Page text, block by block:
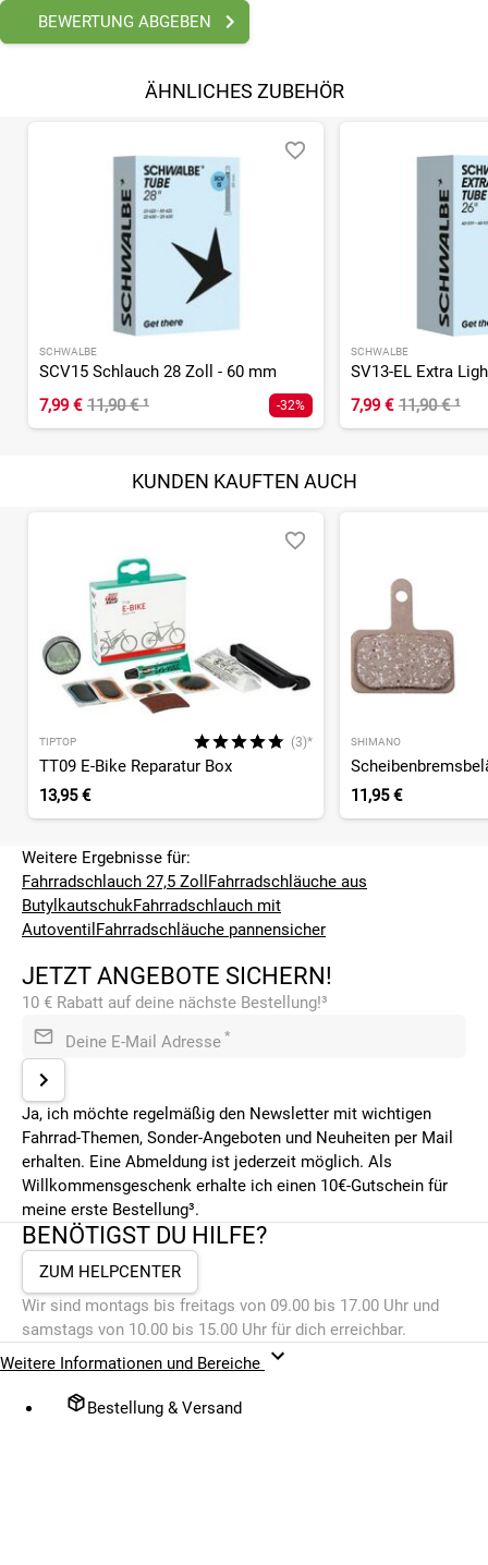
BEWERTUNG ABGEBEN
ÄHNLICHES ZUBEHÖR
SCHWALBE
SCV15 Schlauch 28 Zoll - 60 mm
7,99 € 11,90 €¹ -32%
SCHWALBE
7,99 € 11,90 €¹
KUNDEN KAUFTEN AUCH
TIPTOP (3)*
TT09 E-Bike Reparatur Box
13,95 €
SHIMANO
11,95 €
Weitere Ergebnisse für:
Fahrradschlauch 27,5 Zoll Fahrradschläuche aus
ButylkautschukFahrradschlauch mit
Autoventil Fahrradschläuche pannensicher
JETZT ANGEBOTE SICHERN!
10 € Rabatt auf deine nächste Bestellung!³
Deine E-Mail Adresse *
Ja, ich möchte regelmäßig den Newsletter mit wichtigen
Fahrrad-Themen, Sonder-Angeboten und Neuheiten per Mail
erhalten. Eine Abmeldung ist jederzeit möglich. Als
Willkommensgeschenk erhalte ich einen 10€-Gutschein für
meine erste Bestellung³.
BENÖTIGST DU HILFE?
ZUM HELPCENTER
Wir sind montags bis freitags von 09.00 bis 17.00 Uhr und
samstags von 10.00 bis 15.00 Uhr für dich erreichbar.
Weitere Informationen und Bereiche
Bestellung & Versand